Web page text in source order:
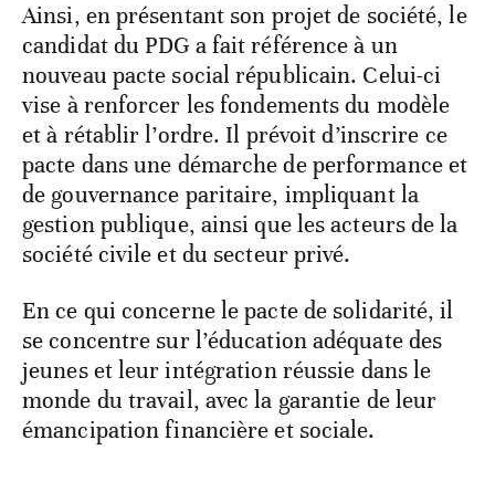
Ainsi, en présentant son projet de société, le
candidat du PDG a fait référence à un
nouveau pacte social républicain. Celui-ci
vise à renforcer les fondements du modèle
et à rétablir l’ordre. Il prévoit d’inscrire ce
pacte dans une démarche de performance et
de gouvernance paritaire, impliquant la
gestion publique, ainsi que les acteurs de la
société civile et du secteur privé.
En ce qui concerne le pacte de solidarité, il
se concentre sur l’éducation adéquate des
jeunes et leur intégration réussie dans le
monde du travail, avec la garantie de leur
émancipation financière et sociale.